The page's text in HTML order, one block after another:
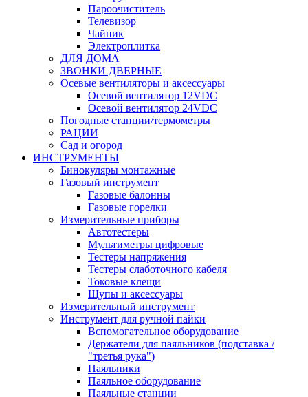
Пароочиститель
Телевизор
Чайник
Электроплитка
ДЛЯ ДОМА
ЗВОНКИ ДВЕРНЫЕ
Осевые вентиляторы и аксессуары
Осевой вентилятор 12VDC
Осевой вентилятор 24VDC
Погодные станции/термометры
РАЦИИ
Сад и огород
ИНСТРУМЕНТЫ
Бинокуляры монтажные
Газовый инструмент
Газовые балонны
Газовые горелки
Измерительные приборы
Автотестеры
Мультиметры цифровые
Тестеры напряжения
Тестеры слаботочного кабеля
Токовые клещи
Щупы и аксессуары
Измерительный инструмент
Инструмент для ручной пайки
Вспомогательное оборудование
Держатели для паяльников (подставка /
"третья рука")
Паяльники
Паяльное оборудование
Паяльные станции